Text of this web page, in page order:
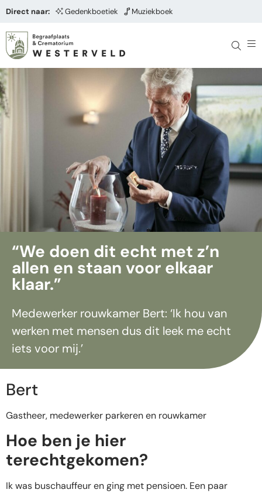
Direct naar: Gedenkboetiek Muziekboek
“We doen dit echt met z’n
allen en staan voor elkaar
klaar.”
Medewerker rouwkamer Bert: ‘Ik hou van
werken met mensen dus dit leek me echt
iets voor mij.’
Bert
Gastheer, medewerker parkeren en rouwkamer
Hoe ben je hier
terechtgekomen?
Ik was buschauffeur en ging met pensioen. Een paar